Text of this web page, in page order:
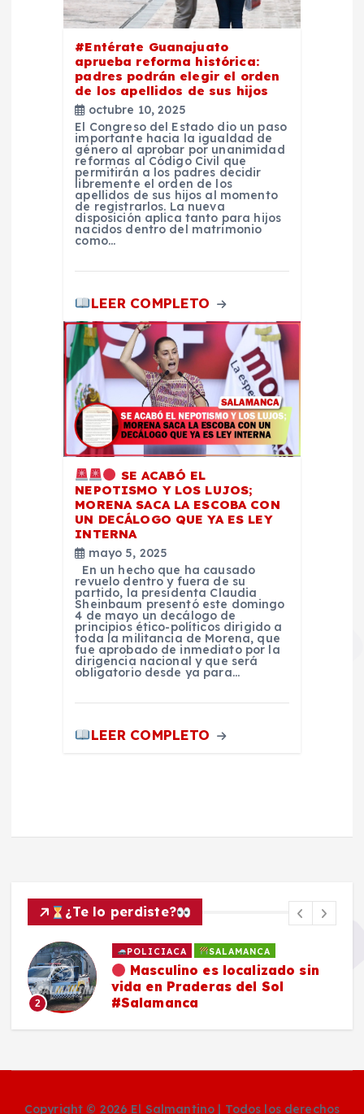
#Entérate Guanajuato
aprueba reforma histórica:
padres podrán elegir el orden
de los apellidos de sus hijos
octubre 10, 2025
El Congreso del Estado dio un paso
importante hacia la igualdad de
género al aprobar por unanimidad
reformas al Código Civil que
permitirán a los padres decidir
libremente el orden de los
apellidos de sus hijos al momento
de registrarlos. La nueva
disposición aplica tanto para hijos
nacidos dentro del matrimonio
como…
LEER COMPLETO
SE ACABÓ EL
NEPOTISMO Y LOS LUJOS;
MORENA SACA LA ESCOBA CON
UN DECÁLOGO QUE YA ES LEY
INTERNA
mayo 5, 2025
En un hecho que ha causado
revuelo dentro y fuera de su
partido, la presidenta Claudia
Sheinbaum presentó este domingo
4 de mayo un decálogo de
principios ético-políticos dirigido a
toda la militancia de Morena, que
fue aprobado de inmediato por la
dirigencia nacional y que será
obligatorio desde ya para…
LEER COMPLETO
¿Te lo perdiste?
2
POLICIACA SALAMANCA
Masculino es localizado sin
vida en Praderas del Sol
#Salamanca
Copyright © 2026 El Salmantino | Todos los derechos